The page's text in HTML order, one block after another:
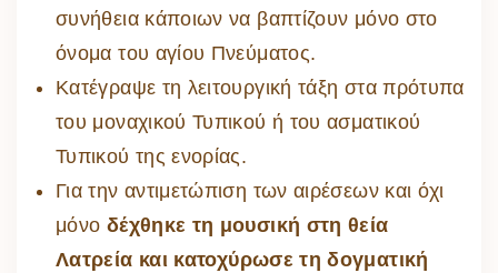
συνήθεια κάποιων να βαπτίζουν μόνο στο
όνομα του αγίου Πνεύματος.
Κατέγραψε τη λειτουργική τάξη στα πρότυπα
του μοναχικού Τυπικού ή του ασματικού
Τυπικού της ενορίας.
Για την αντιμετώπιση των αιρέσεων και όχι
μόνο δέχθηκε τη μουσική στη θεία
Λατρεία και κατοχύρωσε τη δογματική